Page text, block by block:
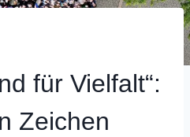
für Vielfalt“:
Zeichen